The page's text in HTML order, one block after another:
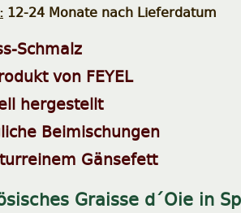
12-24 Monate nach Lieferdatum
Schmalz
von FEYEL
hergestellt
Beimischungen
Gänsefett
Graisse d´Oie in